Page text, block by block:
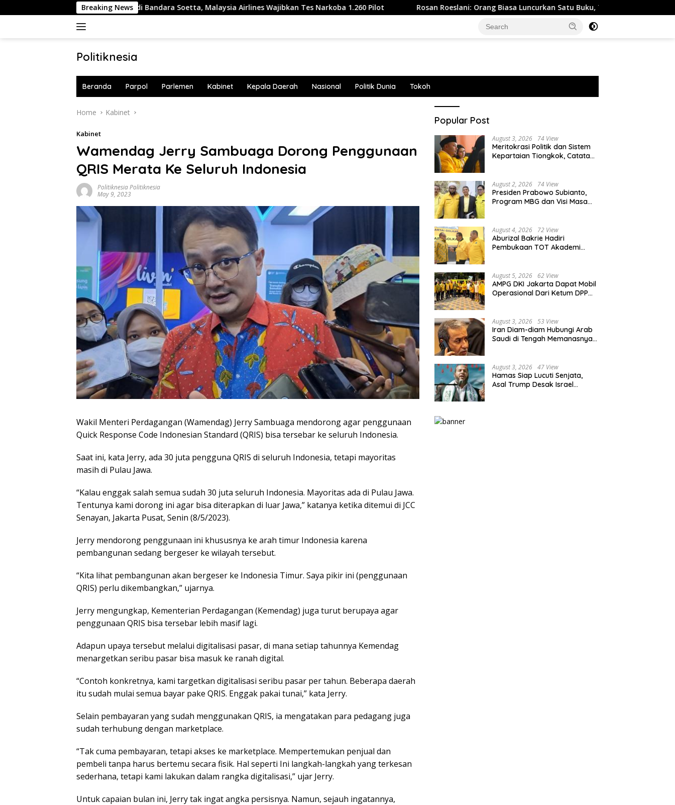
to
Breaking News
Buntut Pilot Ditangkap di Bandara Soetta, Malaysia Airlines Wajibkan Tes Narkoba 1.260 Pilot Rosan Roeslani: Orang Biasa Luncurkan Satu Buku, Tapi Bahlil Lahadalia Langsung 10
Politiknesia
Beranda Parpol Parlemen Kabinet Kepala Daerah Nasional Politik Dunia Tokoh
Home Kabinet
Kabinet
Wamendag Jerry Sambuaga Dorong Penggunaan
QRIS Merata Ke Seluruh Indonesia
Politiknesia Politiknesia
May 9, 2023
Wakil Menteri Perdagangan (Wamendag) Jerry Sambuaga mendorong agar penggunaan
Quick Response Code Indonesian Standard (QRIS) bisa tersebar ke seluruh Indonesia.
Saat ini, kata Jerry, ada 30 juta pengguna QRIS di seluruh Indonesia, tetapi mayoritas
masih di Pulau Jawa.
“Kalau enggak salah semua sudah 30 juta seluruh Indonesia. Mayoritas ada di Pulau Jawa.
Tentunya kami dorong ini agar bisa diterapkan di luar Jawa,” katanya ketika ditemui di JCC
Senayan, Jakarta Pusat, Senin (8/5/2023).
Jerry mendorong penggunaan ini khususnya ke arah timur Indonesia karena
pembangunan sedang bergeser ke wilayah tersebut.
“Kita lihat pembangunan akan bergeser ke Indonesia Timur. Saya pikir ini (penggunaan
QRIS) perlu dikembangkan,” ujarnya.
Jerry mengungkap, Kementerian Perdagangan (Kemendag) juga turut berupaya agar
penggunaan QRIS bisa tersebar lebih masif lagi.
Adapun upaya tersebut melalui digitalisasi pasar, di mana setiap tahunnya Kemendag
menargetkan seribu pasar bisa masuk ke ranah digital.
“Contoh konkretnya, kami targetkan digitalisasi seribu pasar per tahun. Beberapa daerah
itu sudah mulai semua bayar pake QRIS. Enggak pakai tunai,” kata Jerry.
Selain pembayaran yang sudah menggunakan QRIS, ia mengatakan para pedagang juga
sudah terhubung dengan marketplace.
“Tak cuma pembayaran, tetapi akses ke marketplace. Mempertemukan penjual dan
pembeli tanpa harus bertemu secara fisik. Hal seperti Ini langkah-langkah yang terkesan
sederhana, tetapi kami lakukan dalam rangka digitalisasi,” ujar Jerry.
Untuk capaian bulan ini, Jerry tak ingat angka persisnya. Namun, sejauh ingatannya,
Popular Post
August 3, 2026 74 View
Meritokrasi Politik dan Sistem
Kepartaian Tiongkok, Catatan
August 2, 2026 74 View
Presiden Prabowo Subianto,
Program MBG dan Visi Masa
August 4, 2026 72 View
Aburizal Bakrie Hadiri
Pembukaan TOT Akademi
Berkualitas
August 5, 2026 62 View
AMPG DKI Jakarta Dapat Mobil
Operasional Dari Ketum DPP
August 3, 2026 53 View
Iran Diam-diam Hubungi Arab
Saudi di Tengah Memanasnya
August 3, 2026 47 View
Hamas Siap Lucuti Senjata,
Asal Trump Desak Israel